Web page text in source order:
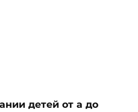
детей от а до